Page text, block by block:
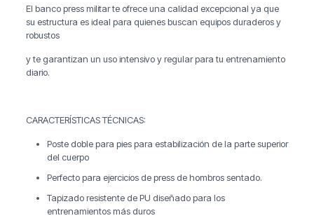
El banco press militar te ofrece una calidad excepcional ya que
su estructura es ideal para quienes buscan equipos duraderos y
robustos
y te garantizan un uso intensivo y regular para tu entrenamiento
diario.
CARACTERÍSTICAS TÉCNICAS:
Poste doble para pies para estabilización de la parte superior
del cuerpo
Perfecto para ejercicios de press de hombros sentado.
Tapizado resistente de PU diseñado para los
entrenamientos más duros